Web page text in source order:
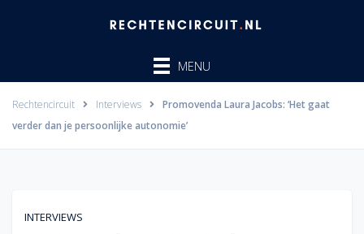
MENU
Rechtencircuit Interviews
Promovenda Laura Jacobs: ‘Het gaat
verder dan je persoonlijke autonomie’
INTERVIEWS